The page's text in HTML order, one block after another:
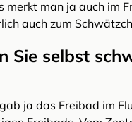
merkt man ja auch im
auch zum
Sie selbst
ja das Freibad im